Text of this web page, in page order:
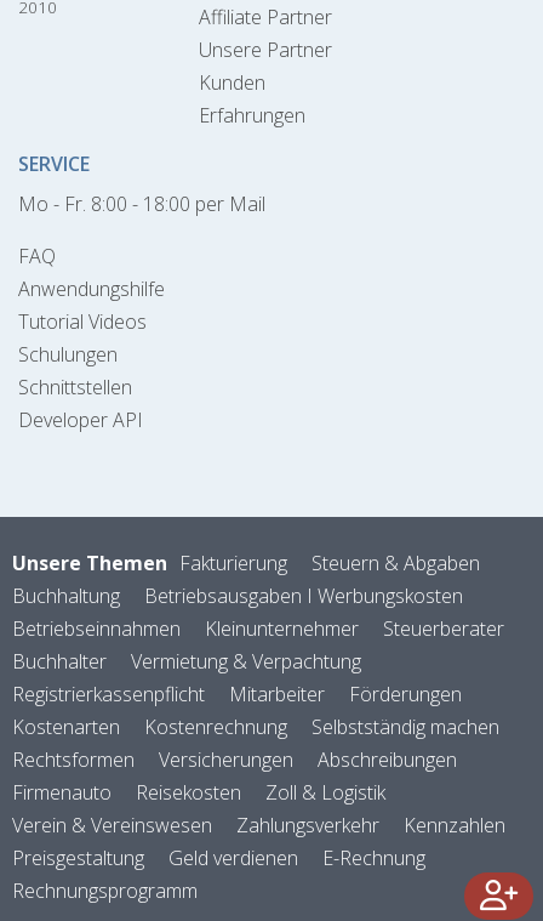
2010
Affiliate Partner
Unsere Partner
Kunden
Erfahrungen
SERVICE
Mo - Fr. 8:00 - 18:00 per Mail
FAQ
Anwendungshilfe
Tutorial Videos
Schulungen
Schnittstellen
Developer API
Unsere Themen Fakturierung
Steuern & Abgaben
Buchhaltung
Betriebsausgaben I Werbungskosten
Betriebseinnahmen
Kleinunternehmer
Steuerberater
Buchhalter
Vermietung & Verpachtung
Registrierkassenpflicht
Mitarbeiter
Förderungen
Kostenarten
Kostenrechnung
Selbstständig machen
Rechtsformen
Versicherungen
Abschreibungen
Firmenauto
Reisekosten
Zoll & Logistik
Verein & Vereinswesen
Zahlungsverkehr
Kennzahlen
Preisgestaltung
Geld verdienen
E-Rechnung
Rechnungsprogramm